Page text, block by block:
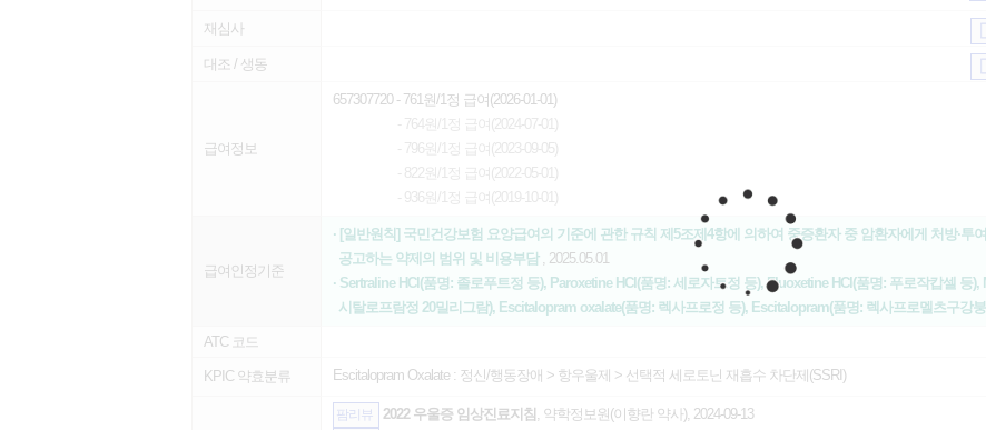
재심사
대조 / 생동
급여정보
657307720- 761원/1정 급여(2026-01-01)
- 764원/1정 급여(2024-07-01)
- 796원/1정 급여(2023-09-05)
- 822원/1정 급여(2022-05-01)
- 936원/1정 급여(2019-10-01)
급여인정기준
· [일반원칙] 국민건강보험 요양급여의 기준에 관한 규칙 제5조제4항에 의하여 중증환자 중 암환자에게 처방·투
공고하는 약제의 범위 및 비용부담 , 2025.05.01
· Sertraline HCl(품명: 졸로푸트정 등), Paroxetine HCl(품명: 세로자트정 등), Fluoxetine HCl(품명: 푸로작캅셀 등
시탈로프람정 20밀리그람), Escitalopram oxalate(품명: 렉사프로정 등), Escitalopram(품명: 렉사프로멜츠구강
ATC 코드
KPIC 약효분류 Escitalopram Oxalate : 정신/행동장애 > 항우울제 > 선택적 세로토닌 재흡수 차단제(SSRI)
팜리뷰 2022 우울증 임상진료지침 , 약학정보원(이향란 약사), 2024-09-13